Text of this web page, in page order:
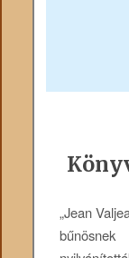
„Jean
bűnösnek